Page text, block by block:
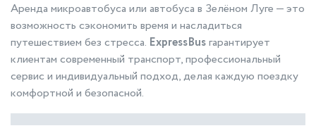
Аренда микроавтобуса или автобуса в Зелёном Луге — это
возможность сэкономить время и насладиться
путешествием без стресса. ExpressBusгарантирует
клиентам современный транспорт, профессиональный
сервис и индивидуальный подход, делая каждую поездку
комфортной и безопасной.